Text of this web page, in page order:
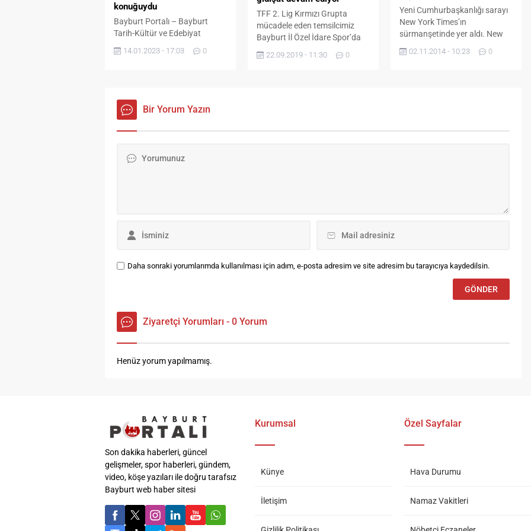
müştemilatında, erkek ve...
konuğuydu
Bayburt Portalı – Bayburt
Tarih-Kültür ve Edebiyat
Fatih Dündar, Trt Erzurum
Şengül’ün hazırladığı, teknik
yönetmenliğini Talip
yayın konuğu olan BAYDER
14.01.2023 - 17:03 0
TFF 2. Lig Kırmızı Grupta
mücadele eden temsilcimiz
Bayburt İl Özel İdare Spor’da
Ligin dördüncü haftasında
dakikasında İrfan’ın gollerine
22.09.2019 - 11:30 0
Yeni Cumhurbaşkanlığı sarayı
New York Times’ın
sürmanşetinde yer aldı. New
Çiftliği arazisi içine yapılan ve
başlıklı haberde, yaklaşık 350
02.11.2014 - 10:23 0
Bir Yorum Yazın
Daha sonraki yorumlarımda kullanılması için adım, e-posta adresim ve site adresim bu tarayıcıya kaydedilsin.
Ziyaretçi Yorumları - 0 Yorum
Henüz yorum yapılmamış.
Son dakika haberleri, güncel
gelişmeler, spor haberleri, gündem,
video, köşe yazıları ile doğru tarafsız
Bayburt web haber sitesi
Kurumsal
Künye
İletişim
Özel Sayfalar
Hava Durumu
Namaz Vakitleri